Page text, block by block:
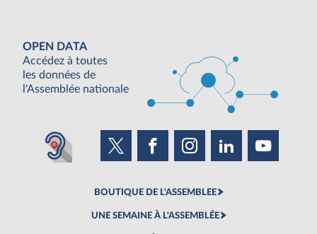
OPEN DATA
Accédez à toutes
les données de
l'Assemblée nationale
BOUTIQUE DE L'ASSEMBLEE
UNE SEMAINE À L'ASSEMBLÉE